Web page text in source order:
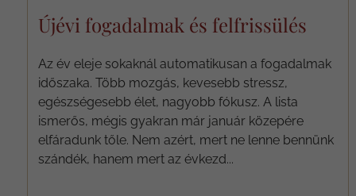
Újévi fogadalmak és felfrissülés
Az év eleje sokaknál automatikusan a fogadalmak
időszaka. Több mozgás, kevesebb stressz,
egészségesebb élet, nagyobb fókusz. A lista
ismerős, mégis gyakran már január közepére
elfáradunk tőle. Nem azért, mert ne lenne bennünk
szándék, hanem mert az évkezd...